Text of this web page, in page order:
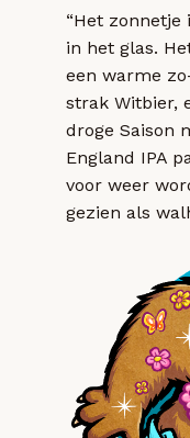
“Het zonnetje
in het glas.
een warme
strak Witbier,
droge Saison
England IPA
voor weer
gezien als